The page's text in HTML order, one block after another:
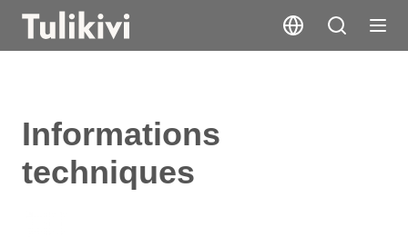
Informations
techniques